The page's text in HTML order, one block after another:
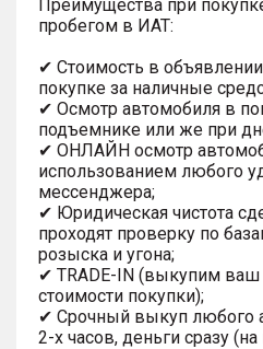
Преимущества при
пробегом в ИАТ:
✔ Стоимость в
покупке за наличные
✔ Осмотр автомобиля в
подъемнике или же при
✔ ОНЛАЙН осмотр
использованием любого
мессенджера;
✔ Юридическая чистота
проходят проверку по
розыска и угона;
✔ TRADE-IN (выкупим ваш
стоимости покупки);
✔ Срочный выкуп любого
2-х часов, деньги сразу